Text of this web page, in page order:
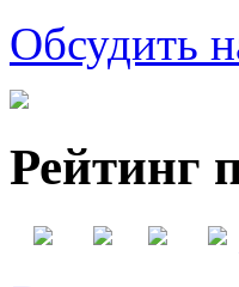
Обсудить
Рейтинг